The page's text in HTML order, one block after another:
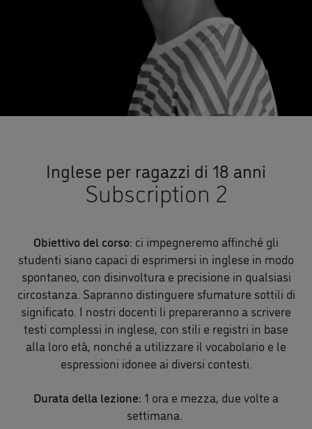
Inglese per ragazzi di 18 anni
Subscription 2
Obiettivo del corso: ci impegneremo affinché gli
studenti siano capaci di esprimersi in inglese in modo
spontaneo, con disinvoltura e precisione in qualsiasi
circostanza. Sapranno distinguere sfumature sottili di
significato. I nostri docenti li prepareranno a scrivere
testi complessi in inglese, con stili e registri in base
alla loro età, nonché a utilizzare il vocabolario e le
espressioni idonee ai diversi contesti.
Durata della lezione: 1 ora e mezza, due volte a
settimana.